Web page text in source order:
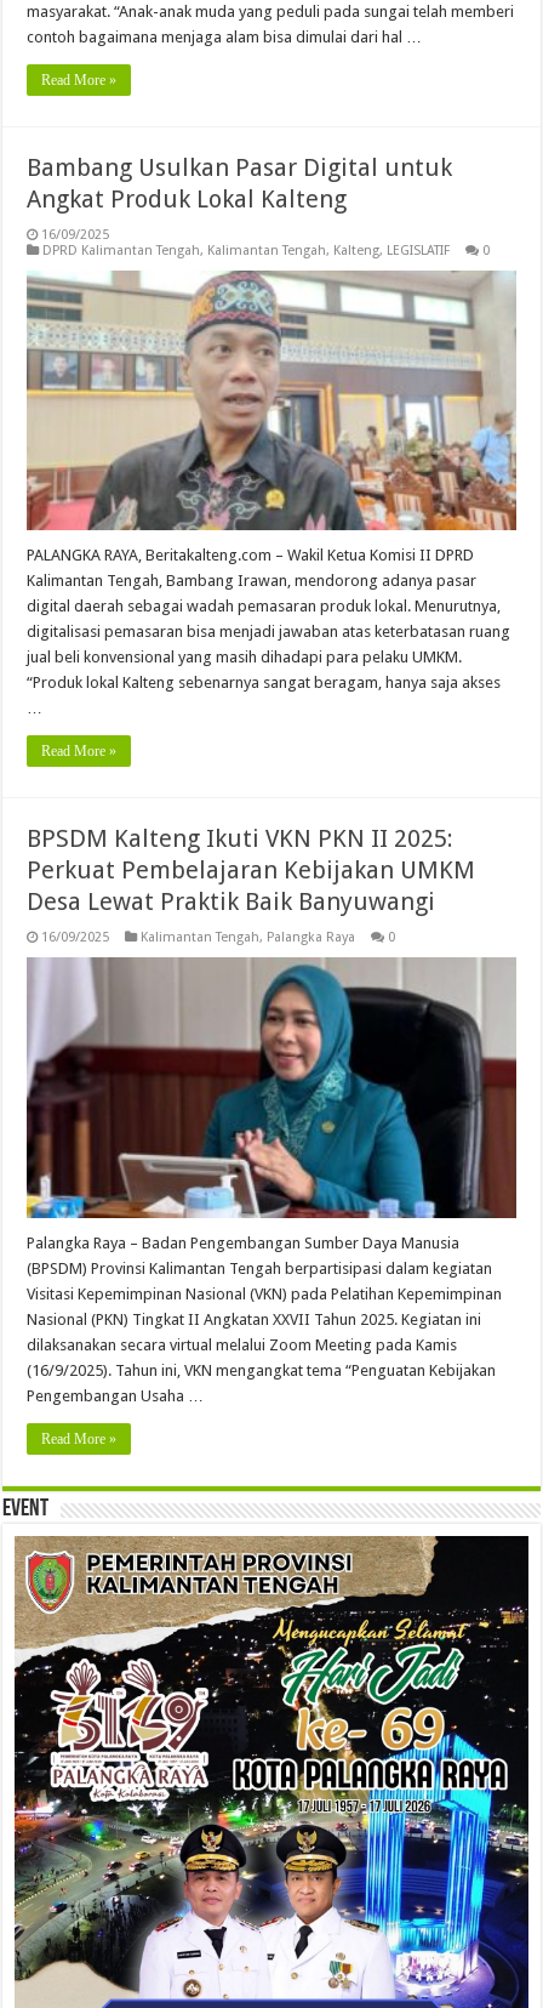
masyarakat. “Anak-anak muda yang peduli pada sungai telah memberi
contoh bagaimana menjaga alam bisa dimulai dari hal …
Read More »
Bambang Usulkan Pasar Digital untuk
Angkat Produk Lokal Kalteng
16/09/2025
DPRD Kalimantan Tengah, Kalimantan Tengah, Kalteng, LEGISLATIF 0
PALANGKA RAYA, Beritakalteng.com – Wakil Ketua Komisi II DPRD
Kalimantan Tengah, Bambang Irawan, mendorong adanya pasar
digital daerah sebagai wadah pemasaran produk lokal. Menurutnya,
digitalisasi pemasaran bisa menjadi jawaban atas keterbatasan ruang
jual beli konvensional yang masih dihadapi para pelaku UMKM.
“Produk lokal Kalteng sebenarnya sangat beragam, hanya saja akses
…
Read More »
BPSDM Kalteng Ikuti VKN PKN II 2025:
Perkuat Pembelajaran Kebijakan UMKM
Desa Lewat Praktik Baik Banyuwangi
16/09/2025 Kalimantan Tengah, Palangka Raya 0
Palangka Raya – Badan Pengembangan Sumber Daya Manusia
(BPSDM) Provinsi Kalimantan Tengah berpartisipasi dalam kegiatan
Visitasi Kepemimpinan Nasional (VKN) pada Pelatihan Kepemimpinan
Nasional (PKN) Tingkat II Angkatan XXVII Tahun 2025. Kegiatan ini
dilaksanakan secara virtual melalui Zoom Meeting pada Kamis
(16/9/2025). Tahun ini, VKN mengangkat tema “Penguatan Kebijakan
Pengembangan Usaha …
Read More »
Event